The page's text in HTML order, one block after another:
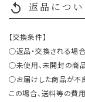
replay 返品につい
【交換条件】
○返品・交換される場
○未使用、未開封の商品
○お届けした商品が不
この場合、送料等の費